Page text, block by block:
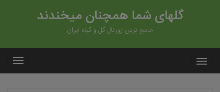
گلهای شما همچنان میخندند
جامع ترین ژورنال گل و گیاه ایران